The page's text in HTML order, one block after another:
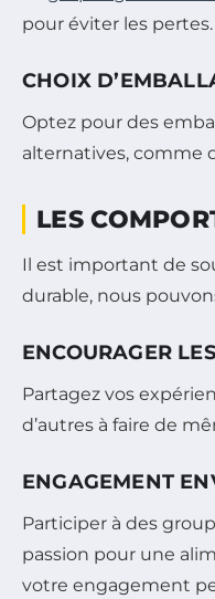
pour éviter les
CHOIX
Optez pour des
alternatives, comme
LES
Il est important de
durable, nous
ENCOURAGER
Partagez vos
d’autres à faire de
ENGAGEMENT
Participer à des
passion pour une
votre engagement